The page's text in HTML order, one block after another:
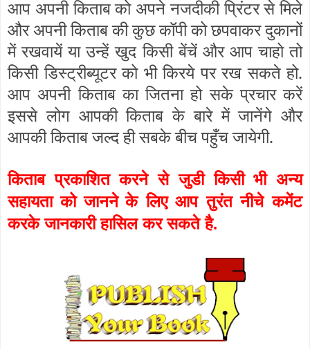
आप अपनी किताब को अपने नजदीकी प्रिंटर से मिले
और अपनी किताब की कुछ कॉपी को छपवाकर दुकानों
में रखवायें या उन्हें खुद किसी बेंचें और आप चाहो तो
किसी डिस्ट्रीब्यूटर को भी किरये पर रख सकते हो.
आप अपनी किताब का जितना हो सके प्रचार करें
इससे लोग आपकी किताब के बारे में जानेंगे और
आपकी किताब जल्द ही सबके बीच पहुँच जायेगी.
किताब प्रकाशित करने से जुडी किसी भी अन्य
सहायता को जानने के लिए आप तुरंत नीचे कमेंट
करके जानकारी हासिल कर सकते है.